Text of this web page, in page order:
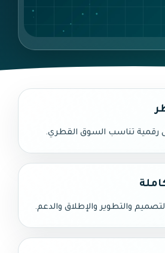
رقمية تناسب السوق القطري.
والتطوير والإطلاق والدعم.